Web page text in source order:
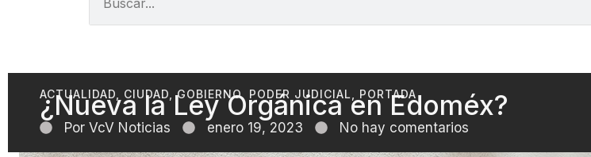
ACTUALIDAD CIUDAD ,GOBIERNO, PODER JUDICIAL PORTADA
¿Nueva la Ley Orgánica en Edoméx?
Por VcV Noticias enero 19, 2023 No hay comentarios